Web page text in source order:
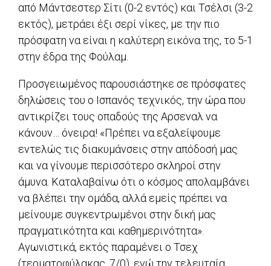
από Μάντσεστερ Σίτι (0-2 εντός) και Τσέλσι (3-2
εκτός), μετράει έξι σερί νίκες, με την πιο
πρόσφατη να είναι η καλύτερη εικόνα της, το 5-1
στην έδρα της Φούλαμ.
Προσγειωμένος παρουσιάστηκε σε πρόσφατες
δηλώσεις του ο Ισπανός τεχνικός, την ώρα που
αντικρίζει τους οπαδούς της Αρσεναλ να
κάνουν… όνειρα! «Πρέπει να εξαλείψουμε
εντελώς τις διακυμάνσεις στην απόδοσή μας
και να γίνουμε περισσότερο σκληροί στην
άμυνα. Καταλαβαίνω ότι ο κόσμος απολαμβάνει
να βλέπει την ομάδα, αλλά εμείς πρέπει να
μείνουμε συγκεντρωμένοι στην δική μας
πραγματικότητα και καθημερινότητα».
Αγωνιστικά, εκτός παραμένει ο Τσεχ
(τερματοφύλακας, 7/0), ενώ την τελευταία